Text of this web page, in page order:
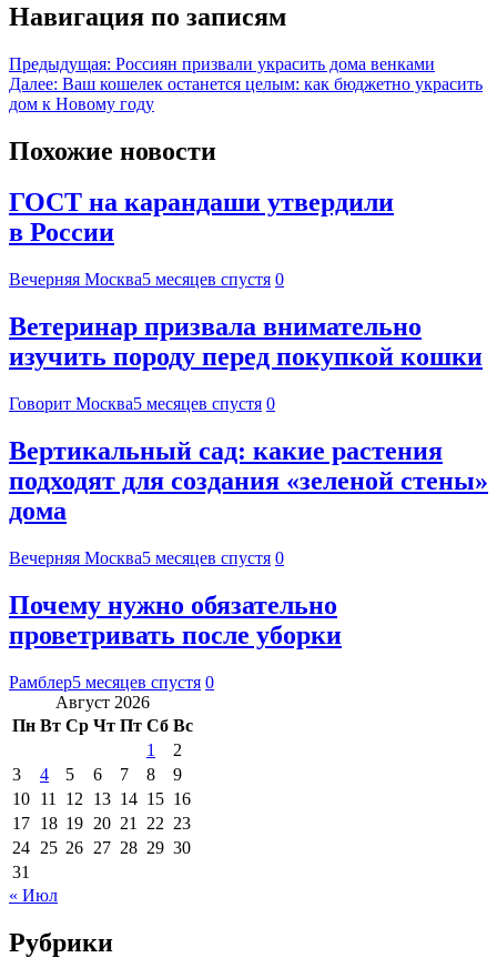
Навигация по записям
Предыдущая: Россиян призвали украсить дома венками
Далее: Ваш кошелек останется целым: как бюджетно украсить
дом к Новому году
Похожие новости
ГОСТ на карандаши утвердили
в России
Вечерняя Москва5 месяцев спустя 0
Ветеринар призвала внимательно
изучить породу перед покупкой кошки
Говорит Москва5 месяцев спустя 0
Вертикальный сад: какие растения
подходят для создания «зеленой стены»
дома
Вечерняя Москва5 месяцев спустя 0
Почему нужно обязательно
проветривать после уборки
Рамблер5 месяцев спустя 0
Август 2026
Пн Вт Ср Чт Пт Сб Вс
1
2
3
4 5 6 7 8
9
10 11 12 13 14 15 16
17 18 19 20 21 22 23
24 25 26 27 28 29 30
31
« Июл
Рубрики